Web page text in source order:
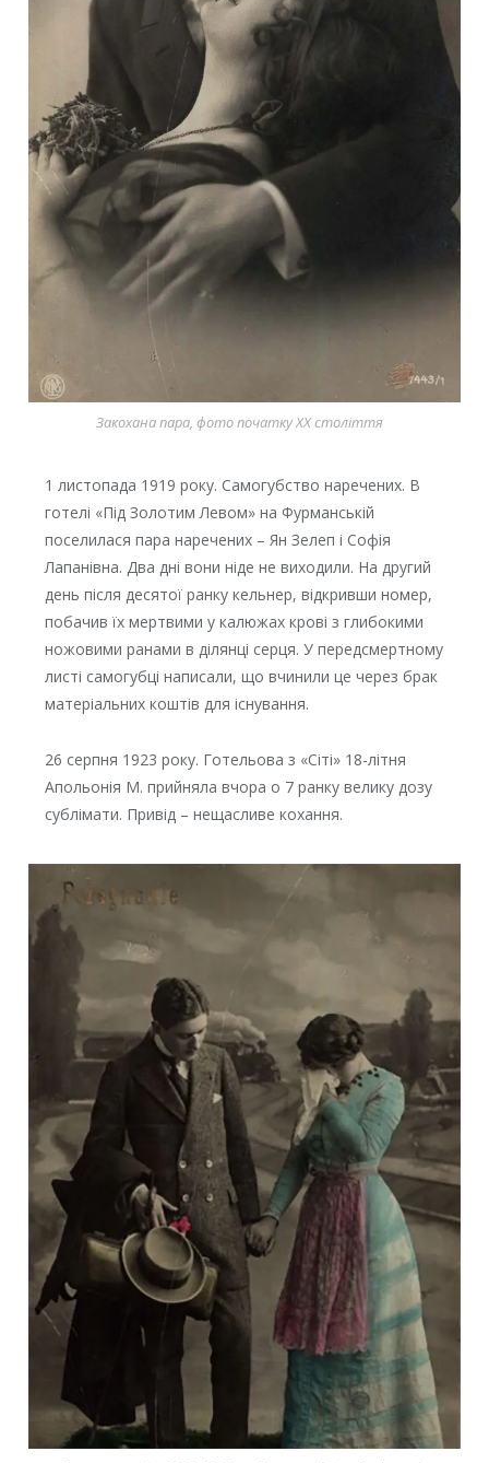
Закохана пара, фото початку ХХ століття
1 листопада 1919 року. Самогубство наречених. В
готелі «Під Золотим Левом» на Фурманській
поселилася пара наречених – Ян Зелеп і Софія
Лапанівна. Два дні вони ніде не виходили. На другий
день після десятої ранку кельнер, відкривши номер,
побачив їх мертвими у калюжах крові з глибокими
ножовими ранами в ділянці серця. У передсмертному
листі самогубці написали, що вчинили це через брак
матеріальних коштів для існування.
26 серпня 1923 року. Готельова з «Сіті» 18-літня
Апольонія М. прийняла вчора о 7 ранку велику дозу
сублімати. Привід – нещасливе кохання.